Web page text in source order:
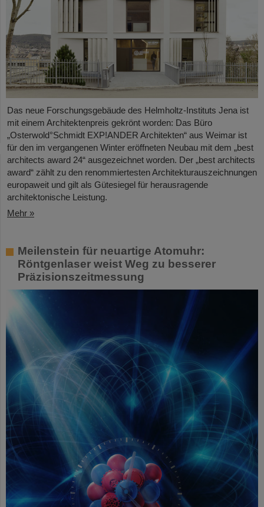
Das neue Forschungsgebäude des Helmholtz-Instituts Jena ist
mit einem Architektenpreis gekrönt worden: Das Büro
„Osterwold°Schmidt EXP!ANDER Architekten“ aus Weimar ist
für den im vergangenen Winter eröffneten Neubau mit dem „best
architects award 24“ ausgezeichnet worden. Der „best architects
award“ zählt zu den renommiertesten Architekturauszeichnungen
europaweit und gilt als Gütesiegel für herausragende
architektonische Leistung.
Mehr »
Meilenstein für neuartige Atomuhr:
Röntgenlaser weist Weg zu besserer
Präzisionszeitmessung